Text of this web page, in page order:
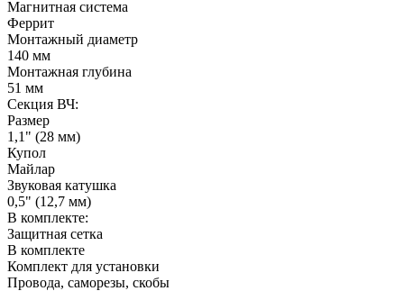
Магнитная система
Феррит
Монтажный диаметр
140 мм
Монтажная глубина
51 мм
Секция ВЧ:
Размер
1,1" (28 мм)
Купол
Майлар
Звуковая катушка
0,5" (12,7 мм)
В комплекте:
Защитная сетка
В комплекте
Комплект для установки
Провода, саморезы, скобы